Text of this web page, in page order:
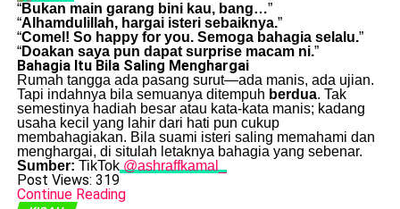
“Bukan main garang bini kau, bang…”
“Alhamdulillah, hargai isteri sebaiknya.”
“Comel! So happy for you. Semoga bahagia selalu.”
“Doakan saya pun dapat surprise macam ni.”
Bahagia Itu Bila Saling Menghargai
Rumah tangga ada pasang surut—ada manis, ada ujian.
Tapi indahnya bila semuanya ditempuh berdua. Tak
semestinya hadiah besar atau kata-kata manis; kadang
usaha kecil yang lahir dari hati pun cukup
membahagiakan. Bila suami isteri saling memahami dan
menghargai, di situlah letaknya bahagia yang sebenar.
Sumber: TikTok@ashraffkamal_
Post Views: 319
Continue Reading